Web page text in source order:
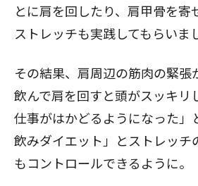
とに肩を回したり、肩甲骨を寄
ストレッチも実践してもらいま
その結果、肩周辺の筋肉の緊張
飲んで肩を回すと頭がスッキリ
仕事がはかどるようになった」
飲みダイエット」とストレッチ
もコントロールできるように。